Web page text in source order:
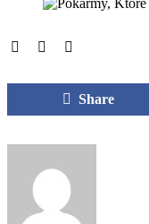
Share